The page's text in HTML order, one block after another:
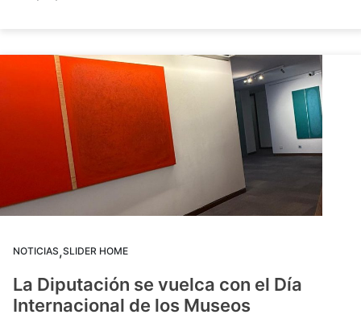
NOTICIAS,SLIDER HOME
La Diputación se vuelca con el Día
Internacional de los Museos